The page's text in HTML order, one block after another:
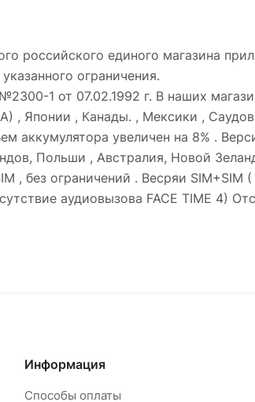
российского единого магазина
ограничения.
1 от 07.02.1992 г. В наших
, Японии , Канады. , Мексики ,
аккумулятора увеличен на 8% .
Польши , Австралия, Новой
, без ограничений . Весряи SIM+SIM
аудиовызова FACE TIME 4)
Информация
Способы оплаты